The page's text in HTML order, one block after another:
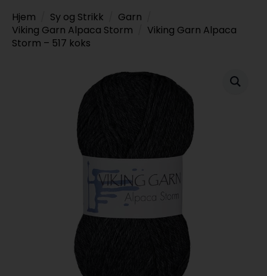
Hjem Sy og Strikk
Garn
Viking Garn Alpaca Storm
Viking Garn Alpaca
Storm – 517 koks